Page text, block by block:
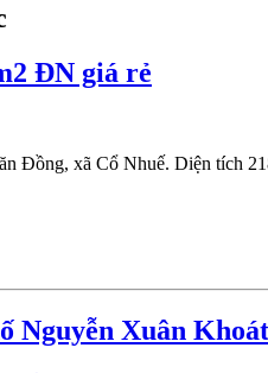
ĐN giá rẻ
Đồng, xã Cổ Nhuế. Diện tích
Nguyễn Xuân